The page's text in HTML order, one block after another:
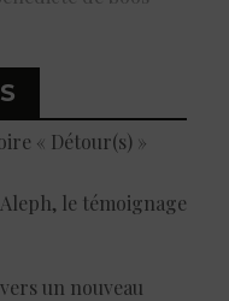
« Détour(s) »
le témoignage
un nouveau